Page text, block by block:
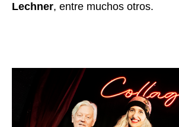
Lechner, entre muchos otros.